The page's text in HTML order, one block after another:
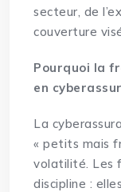
secteur, de
couverture
Pourquoi la
en
La
« petits mais
volatilité. Les
discipline :